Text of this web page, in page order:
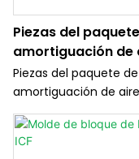
Piezas del
amortiguación de
acondicionado
moldeadas en
poliestireno
Piezas del paquete de
amortiguación de aire
acondicionado
en poliestireno